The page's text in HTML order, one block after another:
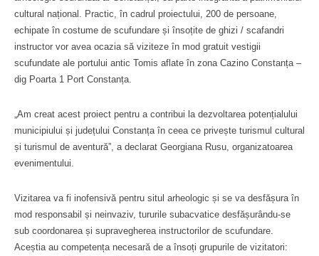
cultural național. Practic, în cadrul proiectului, 200 de persoane,
echipate în costume de scufundare și însoțite de ghizi / scafandri
instructor vor avea ocazia să viziteze în mod gratuit vestigii
scufundate ale portului antic Tomis aflate în zona Cazino Constanța –
dig Poarta 1 Port Constanța.
„Am creat acest proiect pentru a contribui la dezvoltarea potențialului
municipiului și județului Constanța în ceea ce privește turismul cultural
și turismul de aventură”, a declarat Georgiana Rusu, organizatoarea
evenimentului.
Vizitarea va fi inofensivă pentru situl arheologic și se va desfășura în
mod responsabil și neinvaziv, tururile subacvatice desfășurându-se
sub coordonarea și supravegherea instructorilor de scufundare.
Aceștia au competența necesară de a însoți grupurile de vizitatori: